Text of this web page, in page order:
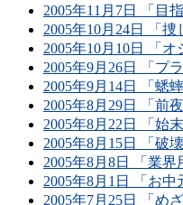
2005年11月7日 「目
2005年10月24日 「
2005年10月10日 「
2005年9月26日 「プ
2005年9月14日 「蟋
2005年8月29日 「前
2005年8月22日 「始
2005年8月15日 「破
2005年8月8日 「業
2005年8月1日 「お中
2005年7月25日 「め